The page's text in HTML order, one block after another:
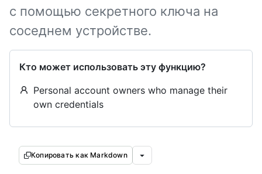
с помощью секретного ключа на
соседнем устройстве.
Кто может использовать эту функцию?
Personal account owners who manage their
own credentials
Копировать как Markdown